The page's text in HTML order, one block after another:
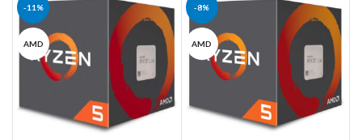
-11%
AMD
-8%
AMD